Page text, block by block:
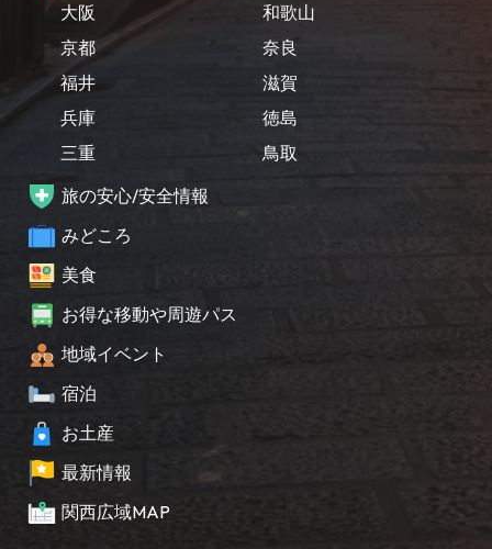
大阪
京都
福井
兵庫
三重
和歌山
奈良
滋賀
徳島
鳥取
旅の安心/安全情報
みどころ
美食
お得な移動や周遊パス
地域イベント
宿泊
お土産
最新情報
関西広域MAP